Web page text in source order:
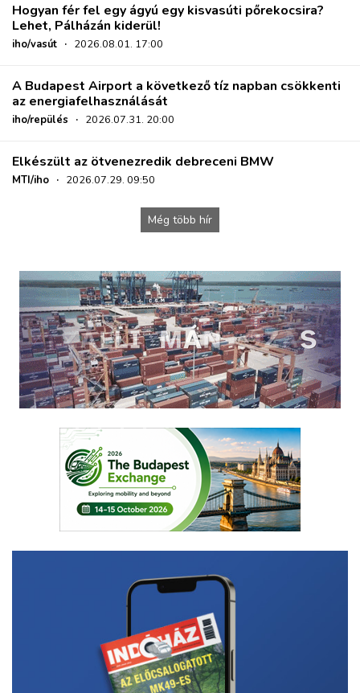
Hogyan fér fel egy ágyú egy kisvasúti pőrekocsira?
Lehet, Pálházán kiderül!
iho/vasút · 2026.08.01. 17:00
A Budapest Airport a következő tíz napban csökkenti
az energiafelhasználását
iho/repülés · 2026.07.31. 20:00
Elkészült az ötvenezredik debreceni BMW
MTI/iho · 2026.07.29. 09:50
Még több hír